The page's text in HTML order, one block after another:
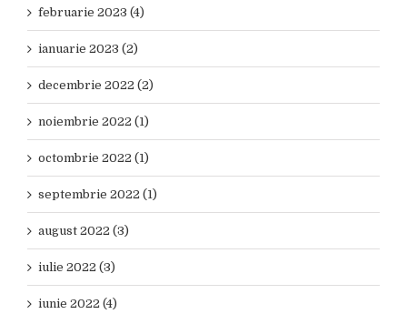
februarie 2023 (4)
ianuarie 2023 (2)
decembrie 2022 (2)
noiembrie 2022 (1)
octombrie 2022 (1)
septembrie 2022 (1)
august 2022 (3)
iulie 2022 (3)
iunie 2022 (4)